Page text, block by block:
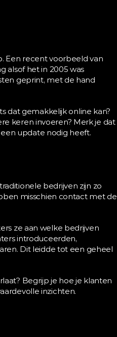
Een recent voorbeeld van
alsof het in 2005 was
geprint, met de hand
dat gemakkelijk online kan?
keren invoeren? Merk je dat
update nodig heeft.
bedrijven zijn zo
misschien contact met de
ze aan welke bedrijven
introduceerden,
Dit leidde tot een geheel
Begrijp je hoe je klanten
inzichten.